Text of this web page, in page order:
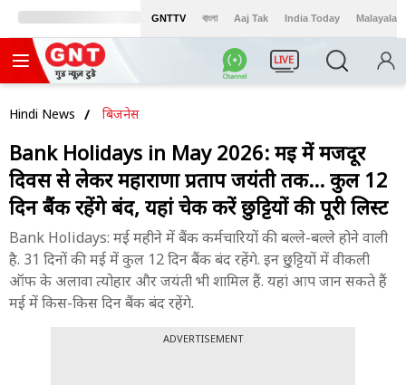
GNTTV বাংলা Aaj Tak India Today Malayalam
LIVE
Hindi News बिजनेस
Bank Holidays in May 2026: मई में मजदूर
दिवस से लेकर महाराणा प्रताप जयंती तक... कुल 12
दिन बैंक रहेंगे बंद, यहां चेक करें छुट्टियों की पूरी लिस्ट
Bank Holidays: मई महीने में बैंक कर्मचारियों की बल्ले-बल्ले होने वाली
है. 31 दिनों की मई में कुल 12 दिन बैंक बंद रहेंगे. इन छु्ट्टियों में वीकली
ऑफ के अलावा त्योहार और जयंती भी शामिल हैं. यहां आप जान सकते हैं
मई में किस-किस दिन बैंक बंद रहेंगे.
ADVERTISEMENT